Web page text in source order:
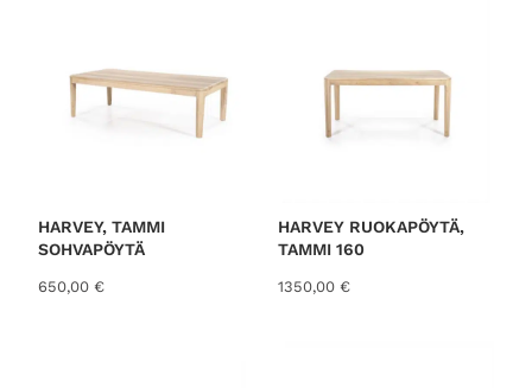
d
t
HARVEY, TAMMI
SOHVAPÖYTÄ
650,00 €
HARVEY RUOKAPÖYTÄ,
TAMMI 160
1350,00 €